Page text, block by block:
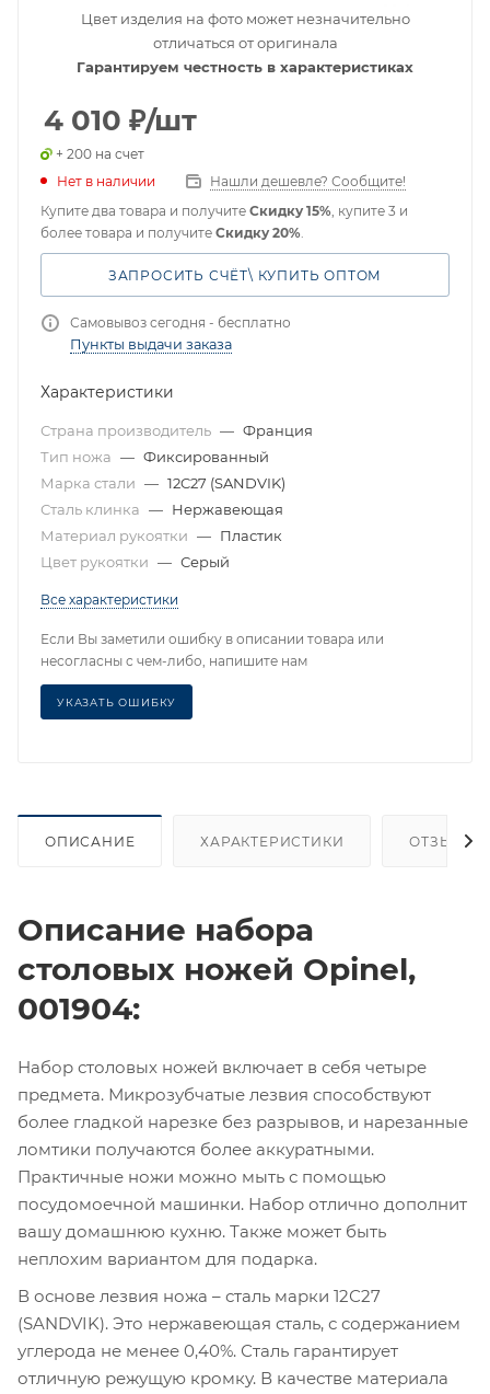
Цвет изделия на фото может незначительно
отличаться от оригинала
Гарантируем честность в характеристиках
4 010 ₽/шт
+ 200 на счет
Нет в наличии
Нашли дешевле? Сообщите!
Купите два товара и получите Скидку 15%, купите 3 и
более товара и получите Скидку 20%.
ЗАПРОСИТЬ СЧЁТ\ КУПИТЬ ОПТОМ
Самовывоз сегодня - бесплатно
Пункты выдачи заказа
Характеристики
Страна производитель — Франция
Тип ножа — Фиксированный
Марка стали — 12C27 (SANDVIK)
Сталь клинка — Нержавеющая
Материал рукоятки — Пластик
Цвет рукоятки — Серый
Все характеристики
Если Вы заметили ошибку в описании товара или
несогласны с чем-либо, напишите нам
УКАЗАТЬ ОШИБКУ
ОПИСАНИЕ ХАРАКТЕРИСТИКИ ОТЗЫВЫ
Описание набора
столовых ножей Opinel,
001904:
Набор столовых ножей включает в себя четыре
предмета. Микрозубчатые лезвия способствуют
более гладкой нарезке без разрывов, и нарезанные
ломтики получаются более аккуратными.
Практичные ножи можно мыть с помощью
посудомоечной машинки. Набор отлично дополнит
вашу домашнюю кухню. Также может быть
неплохим вариантом для подарка.
В основе лезвия ножа – сталь марки 12С27
(SANDVIK). Это нержавеющая сталь, с содержанием
углерода не менее 0,40%. Сталь гарантирует
отличную режущую кромку. В качестве материала